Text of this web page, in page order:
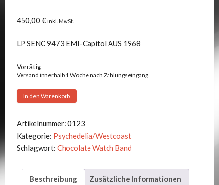
450,00 € inkl. MwSt.
LP SENC 9473 EMI-Capitol AUS 1968
Vorrätig
Versand innerhalb 1 Woche nach Zahlungseingang.
Chocolate
Band
-
The
Mystique
Menge
In den Warenkorb
Artikelnummer: 0123
Kategorie: Psychedelia/Westcoast
Schlagwort: Chocolate Watch Band
Beschreibung Zusätzliche Informationen